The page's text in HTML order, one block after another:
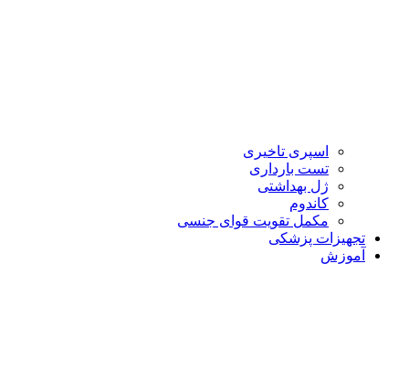
اسپری تاخیری
تست بارداری
ژل بهداشتی
کاندوم
مکمل تقویت قوای جنسی
تجهیزات پزشکی
آموزش